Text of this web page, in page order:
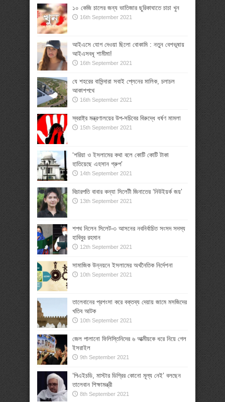
১০ কেজি চালের জন্য ভাতিজার ছুরিকাঘাতে চাচা খুন
16th September 2021
আইএসে যোগ দেওয়া ছিলো বোকামি : নতুন বেশভূষায়
আইএসবধূ শামীমা!
16th September 2021
যে শহরের বাসিন্দারা সবাই প্লেনের মালিক, চলাচল
আকাশপথে
16th September 2021
স্বরাষ্ট্র মন্ত্রণালয়ের উপ-সচিবের বিরুদ্ধে ধর্ষণ মামলা
15th September 2021
‘শরিয়া ও ইসলামের কথা বলে কোটি কোটি টাকা
হাতিয়েছে এহসান গ্রুপ’
14th September 2021
বিচারপতি বাবার কন্যা সিলেটী জিনাতের ‘নিউইয়র্ক জয়’
13th September 2021
শপথ নিলেন সিলেট-৩ আসনের নবনির্বাচিত সংসদ সদস্য
হাবিবুর রহমান
12th September 2021
সামাজিক উন্নয়নে ইসলামের অর্থনৈতিক নির্দেশনা
10th September 2021
তালেবানের প্রশংসা করে বক্তব্য দেয়ায় জামে মসজিদের
খতিব আটক
10th September 2021
জেল পালানো ফিলিস্তিনিদের ৬ আত্মীয়কে ধরে নিয়ে গেল
ইসরাইল
9th September 2021
‘পিএইচডি, মাস্টার ডিগ্রির কোনো মূল্য নেই’ বলছেন
তালেবান শিক্ষামন্ত্রী
8th September 2021